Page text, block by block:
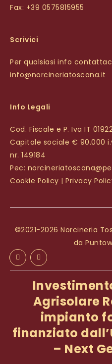
Fax: +39 0575815955
Scrivici
Per qualsiasi info
info@norcineriatoscana.it
Info Legali
Cod. Fiscale e P. Iva IT
Capitale sociale € 90.000 i.v
nr. 149184
Pec:
Cookie Policy | Privacy
©2021-2026 Norcineria
da
Agrisolare
impianto
finanziato
– Next